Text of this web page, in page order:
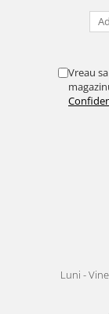
Vreau
Luni -